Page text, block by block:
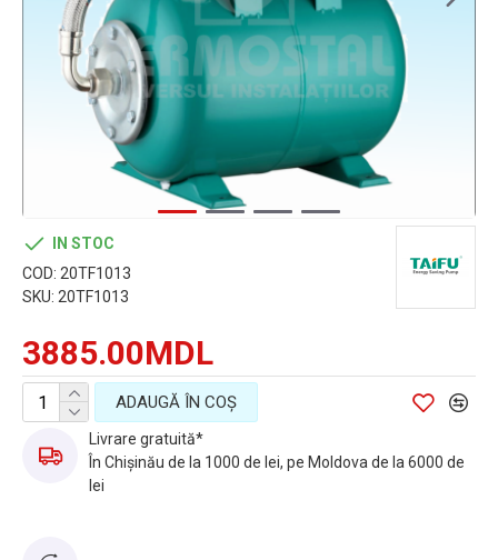
3885.00MDL
IN STOC
COD: 20TF1013
SKU: 20TF1013
ADAUGĂ ÎN COŞ
Livrare gratuită*
În Chișinău de la 1000 de lei, pe Moldova de la 6000 de
lei